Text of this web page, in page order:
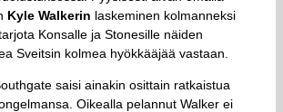
Kyle Walkerin laskeminen kolmanneksi
Konsalle ja Stonesille näiden
Sveitsin kolmea hyökkääjää vastaan.
saisi ainakin osittain ratkaistua
Oikealla pelannut Walker ei